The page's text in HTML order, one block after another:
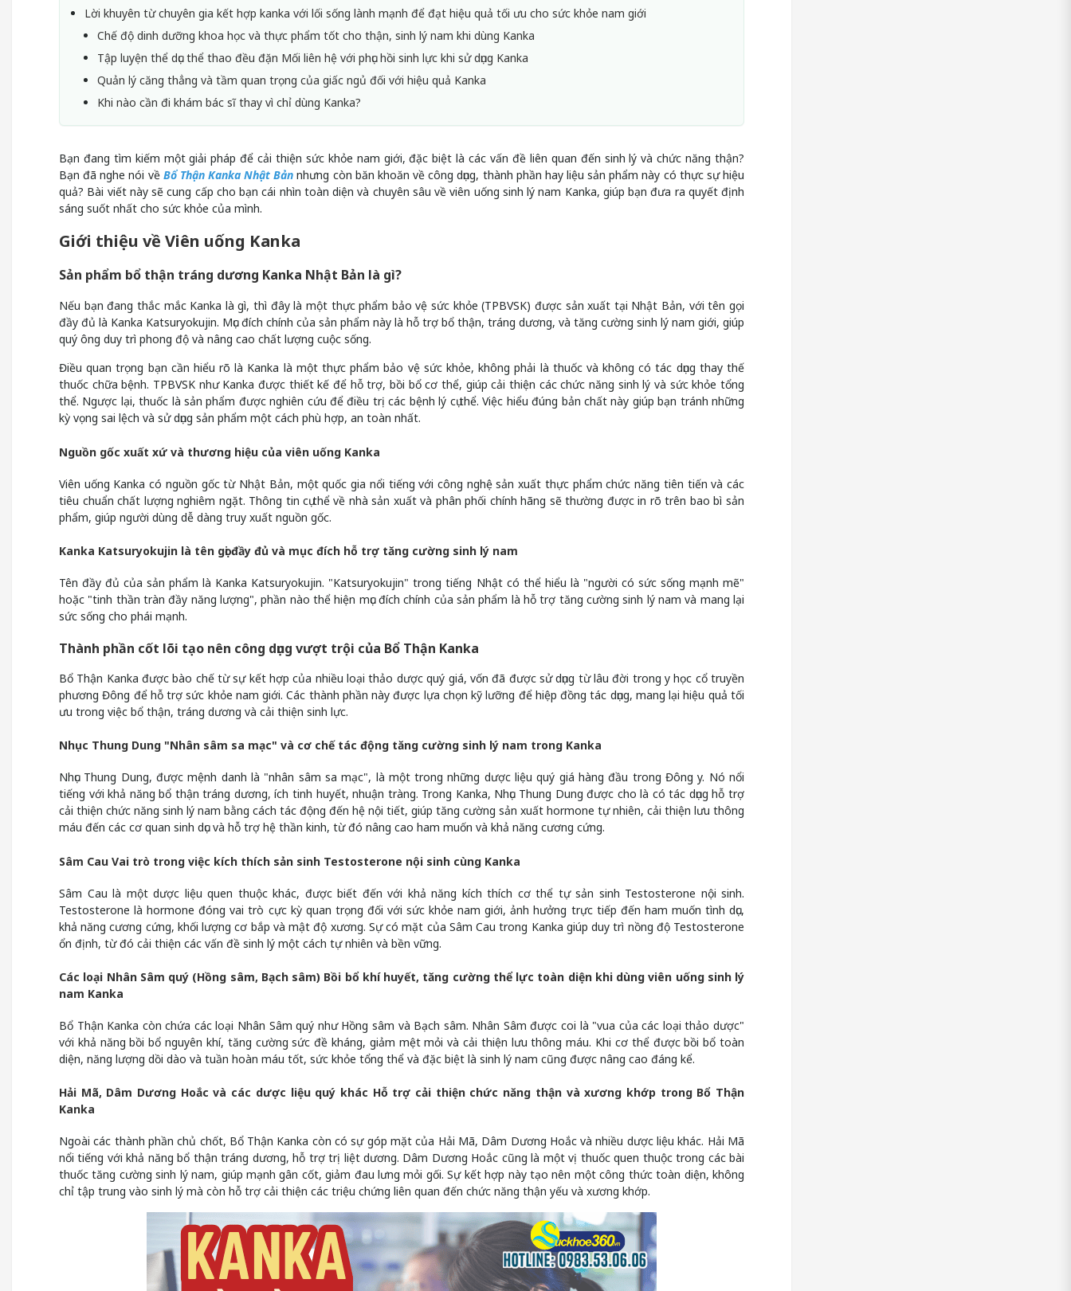
Lời khuyên từ chuyên gia kết hợp kanka với lối sống lành mạnh để đạt hiệu quả tối ưu cho sức khỏe nam giới
Chế độ dinh dưỡng khoa học và thực phẩm tốt cho thận, sinh lý nam khi dùng Kanka
Tập luyện thể dục thể thao đều đặn Mối liên hệ với phục hồi sinh lực khi sử dụng Kanka
Quản lý căng thẳng và tầm quan trọng của giấc ngủ đối với hiệu quả Kanka
Khi nào cần đi khám bác sĩ thay vì chỉ dùng Kanka?
Bạn đang tìm kiếm một giải pháp để cải thiện sức khỏe nam giới, đặc biệt là các vấn đề liên quan đến sinh lý và chức năng thận?
Bạn đã nghe nói về Bổ Thận Kanka Nhật Bản nhưng còn băn khoăn về công dụng, thành phần hay liệu sản phẩm này có thực sự hiệu
quả? Bài viết này sẽ cung cấp cho bạn cái nhìn toàn diện và chuyên sâu về viên uống sinh lý nam Kanka, giúp bạn đưa ra quyết định
sáng suốt nhất cho sức khỏe của mình.
Giới thiệu về Viên uống Kanka
Sản phẩm bổ thận tráng dương Kanka Nhật Bản là gì?
Nếu bạn đang thắc mắc Kanka là gì, thì đây là một thực phẩm bảo vệ sức khỏe (TPBVSK) được sản xuất tại Nhật Bản, với tên gọi
đầy đủ là Kanka Katsuryokujin. Mục đích chính của sản phẩm này là hỗ trợ bổ thận, tráng dương, và tăng cường sinh lý nam giới, giúp
quý ông duy trì phong độ và nâng cao chất lượng cuộc sống.
Điều quan trọng bạn cần hiểu rõ là Kanka là một thực phẩm bảo vệ sức khỏe, không phải là thuốc và không có tác dụng thay thế
thuốc chữa bệnh. TPBVSK như Kanka được thiết kế để hỗ trợ, bồi bổ cơ thể, giúp cải thiện các chức năng sinh lý và sức khỏe tổng
thể. Ngược lại, thuốc là sản phẩm được nghiên cứu để điều trị các bệnh lý cụ thể. Việc hiểu đúng bản chất này giúp bạn tránh những
kỳ vọng sai lệch và sử dụng sản phẩm một cách phù hợp, an toàn nhất.
Nguồn gốc xuất xứ và thương hiệu của viên uống Kanka
Viên uống Kanka có nguồn gốc từ Nhật Bản, một quốc gia nổi tiếng với công nghệ sản xuất thực phẩm chức năng tiên tiến và các
tiêu chuẩn chất lượng nghiêm ngặt. Thông tin cụ thể về nhà sản xuất và phân phối chính hãng sẽ thường được in rõ trên bao bì sản
phẩm, giúp người dùng dễ dàng truy xuất nguồn gốc.
Kanka Katsuryokujin là tên gọi đầy đủ và mục đích hỗ trợ tăng cường sinh lý nam
Tên đầy đủ của sản phẩm là Kanka Katsuryokujin. "Katsuryokujin" trong tiếng Nhật có thể hiểu là "người có sức sống mạnh mẽ"
hoặc "tinh thần tràn đầy năng lượng", phần nào thể hiện mục đích chính của sản phẩm là hỗ trợ tăng cường sinh lý nam và mang lại
sức sống cho phái mạnh.
Thành phần cốt lõi tạo nên công dụng vượt trội của Bổ Thận Kanka
Bổ Thận Kanka được bào chế từ sự kết hợp của nhiều loại thảo dược quý giá, vốn đã được sử dụng từ lâu đời trong y học cổ truyền
phương Đông để hỗ trợ sức khỏe nam giới. Các thành phần này được lựa chọn kỹ lưỡng để hiệp đồng tác dụng, mang lại hiệu quả tối
ưu trong việc bổ thận, tráng dương và cải thiện sinh lực.
Nhục Thung Dung "Nhân sâm sa mạc" và cơ chế tác động tăng cường sinh lý nam trong Kanka
Nhục Thung Dung, được mệnh danh là "nhân sâm sa mạc", là một trong những dược liệu quý giá hàng đầu trong Đông y. Nó nổi
tiếng với khả năng bổ thận tráng dương, ích tinh huyết, nhuận tràng. Trong Kanka, Nhục Thung Dung được cho là có tác dụng hỗ trợ
cải thiện chức năng sinh lý nam bằng cách tác động đến hệ nội tiết, giúp tăng cường sản xuất hormone tự nhiên, cải thiện lưu thông
máu đến các cơ quan sinh dục và hỗ trợ hệ thần kinh, từ đó nâng cao ham muốn và khả năng cương cứng.
Sâm Cau Vai trò trong việc kích thích sản sinh Testosterone nội sinh cùng Kanka
Sâm Cau là một dược liệu quen thuộc khác, được biết đến với khả năng kích thích cơ thể tự sản sinh Testosterone nội sinh.
Testosterone là hormone đóng vai trò cực kỳ quan trọng đối với sức khỏe nam giới, ảnh hưởng trực tiếp đến ham muốn tình dục,
khả năng cương cứng, khối lượng cơ bắp và mật độ xương. Sự có mặt của Sâm Cau trong Kanka giúp duy trì nồng độ Testosterone
ổn định, từ đó cải thiện các vấn đề sinh lý một cách tự nhiên và bền vững.
Các loại Nhân Sâm quý (Hồng sâm, Bạch sâm) Bồi bổ khí huyết, tăng cường thể lực toàn diện khi dùng viên uống sinh lý
nam Kanka
Bổ Thận Kanka còn chứa các loại Nhân Sâm quý như Hồng sâm và Bạch sâm. Nhân Sâm được coi là "vua của các loại thảo dược"
với khả năng bồi bổ nguyên khí, tăng cường sức đề kháng, giảm mệt mỏi và cải thiện lưu thông máu. Khi cơ thể được bồi bổ toàn
diện, năng lượng dồi dào và tuần hoàn máu tốt, sức khỏe tổng thể và đặc biệt là sinh lý nam cũng được nâng cao đáng kể.
Hải Mã, Dâm Dương Hoắc và các dược liệu quý khác Hỗ trợ cải thiện chức năng thận và xương khớp trong Bổ Thận
Kanka
Ngoài các thành phần chủ chốt, Bổ Thận Kanka còn có sự góp mặt của Hải Mã, Dâm Dương Hoắc và nhiều dược liệu khác. Hải Mã
nổi tiếng với khả năng bổ thận tráng dương, hỗ trợ trị liệt dương. Dâm Dương Hoắc cũng là một vị thuốc quen thuộc trong các bài
thuốc tăng cường sinh lý nam, giúp mạnh gân cốt, giảm đau lưng mỏi gối. Sự kết hợp này tạo nên một công thức toàn diện, không
chỉ tập trung vào sinh lý mà còn hỗ trợ cải thiện các triệu chứng liên quan đến chức năng thận yếu và xương khớp.